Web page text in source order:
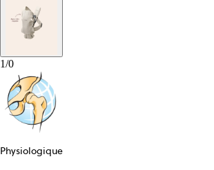
1/0
Physiologique